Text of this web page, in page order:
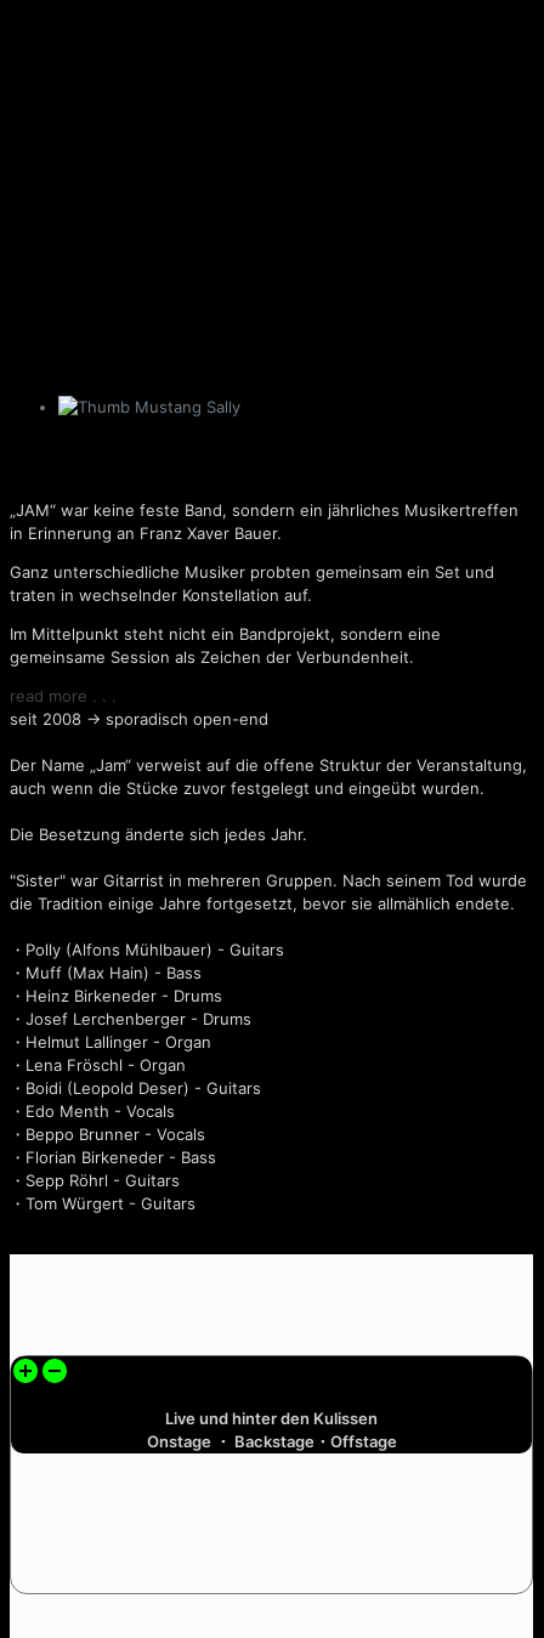
Mustang Sally
Beast of Burdon
Sex and Drugs and Rock and Roll
„JAM“ war keine feste Band, sondern ein jährliches Musikertreffen
in Erinnerung an Franz Xaver Bauer.
Ganz unterschiedliche Musiker probten gemeinsam ein Set und
traten in wechselnder Konstellation auf.
Im Mittelpunkt steht nicht ein Bandprojekt, sondern eine
gemeinsame Session als Zeichen der Verbundenheit.
read more . . .
seit 2008 → sporadisch open-end
Der Name „Jam“ verweist auf die offene Struktur der Veranstaltung,
auch wenn die Stücke zuvor festgelegt und eingeübt wurden.
Die Besetzung änderte sich jedes Jahr.
"Sister" war Gitarrist in mehreren Gruppen. Nach seinem Tod wurde
die Tradition einige Jahre fortgesetzt, bevor sie allmählich endete.
・Polly (Alfons Mühlbauer) - Guitars
・Muff (Max Hain) - Bass
・Heinz Birkeneder - Drums
・Josef Lerchenberger - Drums
・Helmut Lallinger - Organ
・Lena Fröschl - Organ
・Boidi (Leopold Deser) - Guitars
・Edo Menth - Vocals
・Beppo Brunner - Vocals
・Florian Birkeneder - Bass
・Sepp Röhrl - Guitars
・Tom Würgert - Guitars
Live und hinter den Kulissen
Onstage ・ Backstage・Offstage